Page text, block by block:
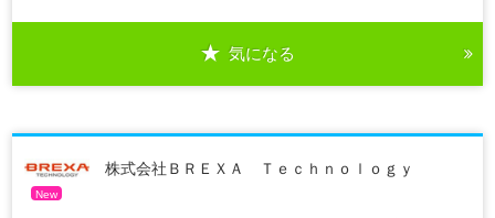
気になる
株式会社ＢＲＥＸＡ Ｔｅｃｈｎｏｌｏｇｙ
New